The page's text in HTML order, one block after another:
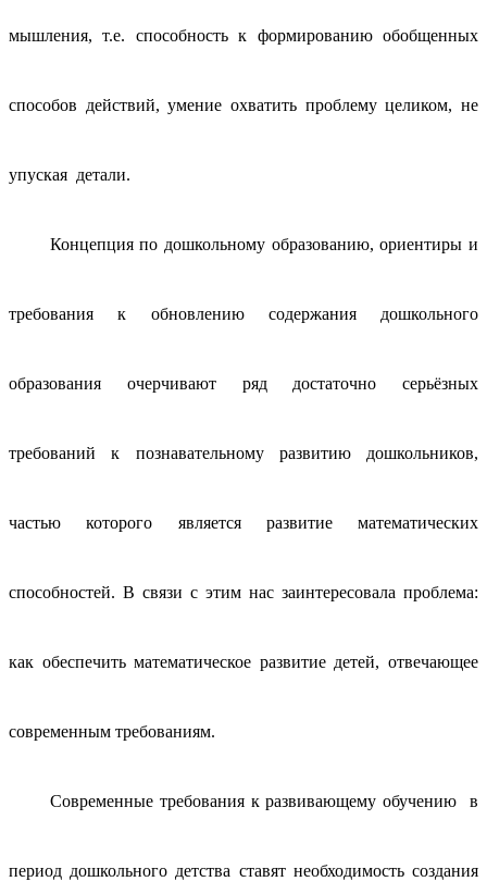
мышления, т.е. способность к формированию обобщенных
способов действий, умение охватить проблему целиком, не
упуская детали.
Концепция по дошкольному образованию, ориентиры и
требования к обновлению содержания дошкольного
образования очерчивают ряд достаточно серьёзных
требований к познавательному развитию дошкольников,
частью которого является развитие математических
способностей. В связи с этим нас заинтересовала проблема:
как обеспечить математическое развитие детей, отвечающее
современным требованиям.
Современные требования к развивающему обучению в
период дошкольного детства ставят необходимость создания